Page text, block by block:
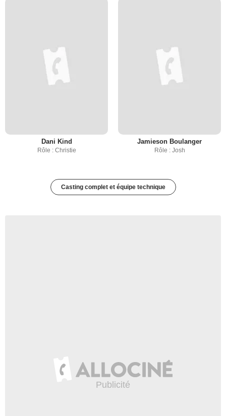
Dani Kind
Rôle : Christie
Jamieson Boulanger
Rôle : Josh
Casting complet et équipe technique